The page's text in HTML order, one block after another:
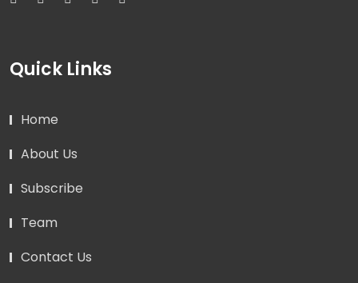
Quick Links
Home
About Us
Subscribe
Team
Contact Us